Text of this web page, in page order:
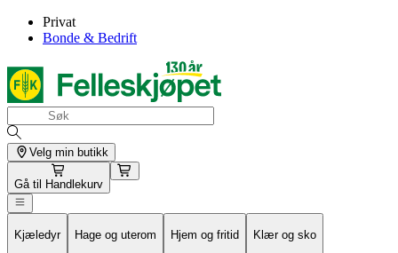
Privat
Bonde & Bedrift
Velg min butikk
Gå til Handlekurv
Kjæledyr Hage og uterom Hjem og fritid Klær og sko